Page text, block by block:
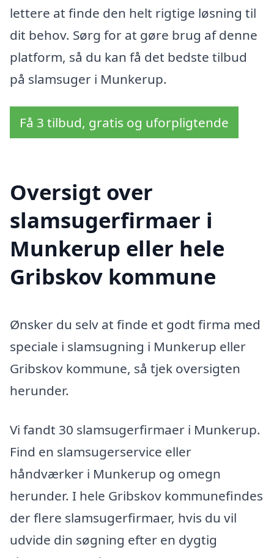
lettere at finde den helt rigtige løsning til
dit behov. Sørg for at gøre brug af denne
platform, så du kan få det bedste tilbud
på slamsuger i Munkerup.
Få 3 tilbud, gratis og uforpligtende
Oversigt over
slamsugerfirmaer i
Munkerup eller hele
Gribskov kommune
Ønsker du selv at finde et godt firma med
speciale i slamsugning i Munkerup eller
Gribskov kommune, så tjek oversigten
herunder.
Vi fandt 30 slamsugerfirmaer i Munkerup.
Find en slamsugerservice eller
håndværker i Munkerup og omegn
herunder. I hele Gribskov kommunefindes
der flere slamsugerfirmaer, hvis du vil
udvide din søgning efter en dygtig